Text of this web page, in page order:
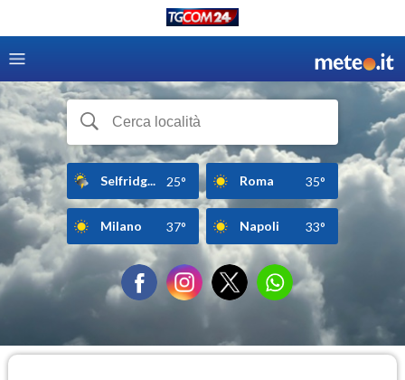
Selfridg... 25° Roma 35°
Milano 37° Napoli 33°